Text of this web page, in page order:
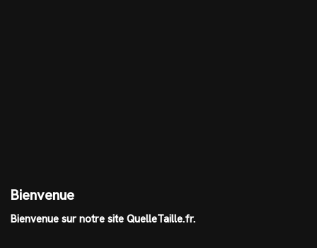
Bienvenue
Bienvenue sur notre site QuelleTaille.fr.